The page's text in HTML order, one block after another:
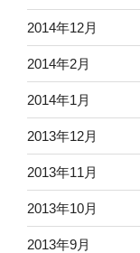
2014年12月
2014年2月
2014年1月
2013年12月
2013年11月
2013年10月
2013年9月